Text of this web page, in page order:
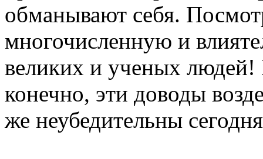
обманывают себя.
многочисленную и
великих и ученых
конечно, эти доводы
же неубедительны